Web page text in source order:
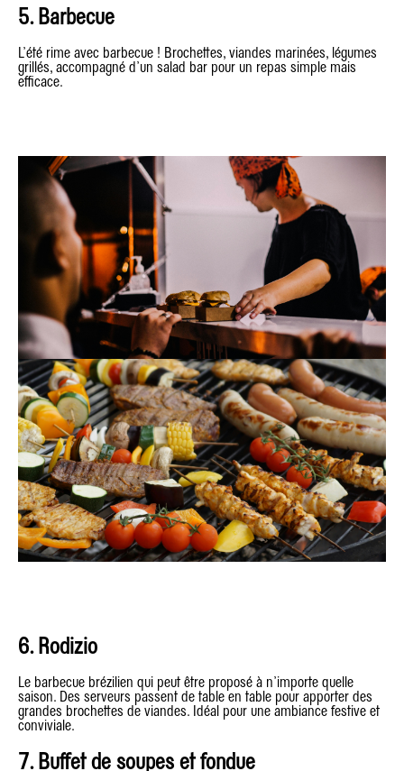
5. Barbecue
L’été rime avec barbecue ! Brochettes, viandes marinées, légumes
grillés, accompagné d’un salad bar pour un repas simple mais
efficace.
6. Rodizio
Le barbecue brézilien qui peut être proposé à n’importe quelle
saison. Des serveurs passent de table en table pour apporter des
grandes brochettes de viandes. Idéal pour une ambiance festive et
conviviale.
7. Buffet de soupes et fondue